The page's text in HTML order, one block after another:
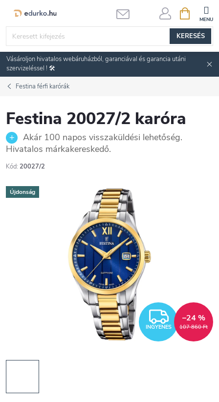
KERESÉS
KOSÁR
Vásároljon hivatalos webáruházból, garanciával és garancia utáni
szervizeléssel ! 🛠️
Festina férfi karórák
Festina 20027/2 karóra
Akár 100 napos visszaküldési lehetőség.
Hivatalos márkakereskedő.
Kód: 20027/2
Újdonság
INGYENES 107 860 Ft
–24 %